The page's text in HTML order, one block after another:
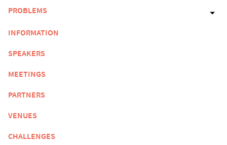
PROBLEMS
INFORMATION
SPEAKERS
MEETINGS
PARTNERS
VENUES
CHALLENGES